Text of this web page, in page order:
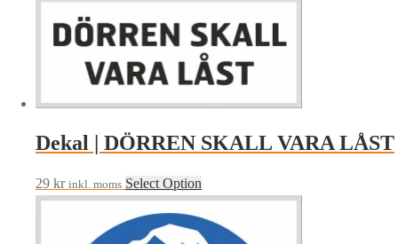
Dekal | DÖRREN SKALL VARA LÅST
29 kr inkl. moms Select Option